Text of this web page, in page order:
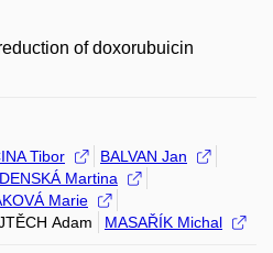
of doxorubuicin
Tibor
BALVAN Jan
Martina
Marie
Adam MASAŘÍK Michal